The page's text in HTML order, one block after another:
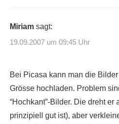
Miriam sagt:
19.09.2007 um 09:45 Uhr
Bei Picasa kann man die
Grösse hochladen. Problem
“Hochkant”-Bilder. Die dreht er
prinzipiell gut ist), aber